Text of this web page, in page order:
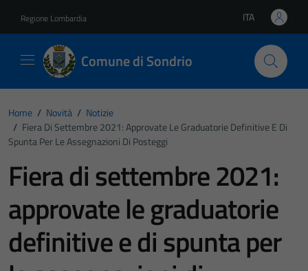
Regione Lombardia Lingua attiva:
ITA
Comune di Sondrio
Home / Novità / Notizie
/ Fiera Di Settembre 2021: Approvate Le Graduatorie Definitive E Di
Spunta Per Le Assegnazioni Di Posteggi
Fiera di settembre 2021:
approvate le graduatorie
definitive e di spunta per